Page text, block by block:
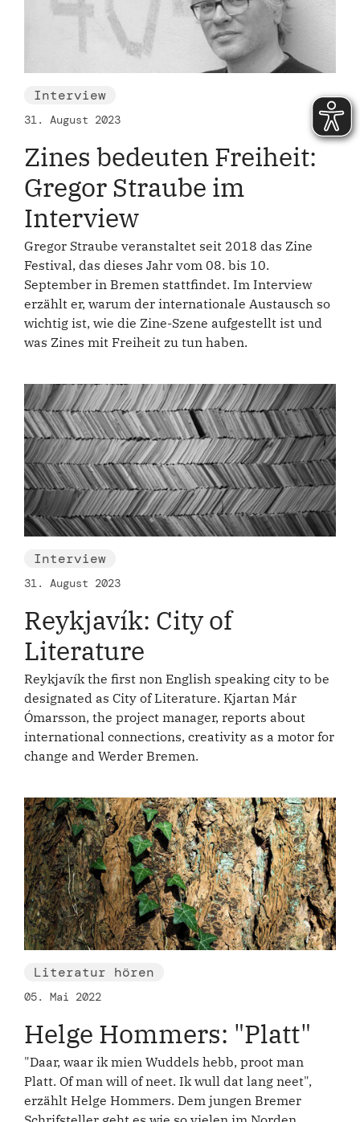
Interview
31. August 2023
Zines bedeuten Freiheit:
Gregor Straube im
Interview
Gregor Straube veranstaltet seit 2018 das Zine
Festival, das dieses Jahr vom 08. bis 10.
September in Bremen stattfindet. Im Interview
erzählt er, warum der internationale Austausch so
wichtig ist, wie die Zine-Szene aufgestellt ist und
was Zines mit Freiheit zu tun haben.
Interview
31. August 2023
Reykjavík: City of
Literature
Reykjavík the first non English speaking city to be
designated as City of Literature. Kjartan Már
Ómarsson, the project manager, reports about
international connections, creativity as a motor for
change and Werder Bremen.
Literatur hören
05. Mai 2022
Helge Hommers: "Platt"
"Daar, waar ik mien Wuddels hebb, proot man
Platt. Of man will of neet. Ik wull dat lang neet",
erzählt Helge Hommers. Dem jungen Bremer